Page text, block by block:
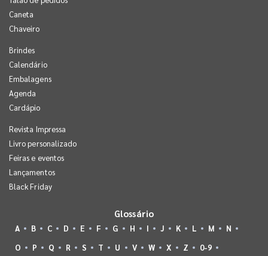
Caneta
Chaveiro
Brindes
Calendário
Embalagens
Agenda
Cardápio
Revista Impressa
Livro personalizado
Feiras e eventos
Lançamentos
Black Friday
Glossário
A B C D E F G H I J K L M
N
O
P Q R S T U V W X Z 0-9